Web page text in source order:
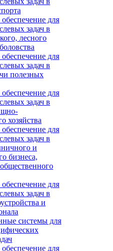
для
задач в
лесного
для
задач в
полезных
для
задач в
хозяйства
для
задач в
и
бизнеса,
для
задач в
и
системы для
для